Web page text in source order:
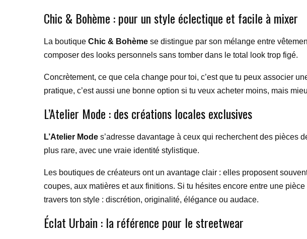
Chic & Bohème : pour un style éclectique et facile à mixer
La boutique Chic & Bohème se distingue par son mélange entre
composer des looks personnels sans tomber dans le total look trop figé.
Concrètement, ce que cela change pour toi, c’est que tu peux associer
pratique, c’est aussi une bonne option si tu veux acheter moins, mais
L’Atelier Mode : des créations locales exclusives
L’Atelier Mode s’adresse davantage à ceux qui recherchent des pièces
plus rare, avec une vraie identité stylistique.
Les boutiques de créateurs ont un avantage clair : elles proposent
coupes, aux matières et aux finitions. Si tu hésites encore entre une
travers ton style : discrétion, originalité, élégance ou audace.
Éclat Urbain : la référence pour le streetwear